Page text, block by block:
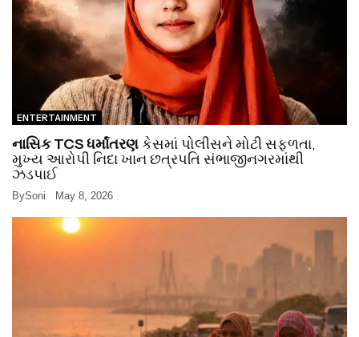
ENTERTAINMENT
નાસિક TCS ધર્માંતરણકેસમાં પોલીસને મોટી સફળતા,
મુખ્ય આરોપી નિદા ખાન છત્રપતિ સંભાજીનગરમાંથી
ઝડપાઈ
BySoni May 8, 2026